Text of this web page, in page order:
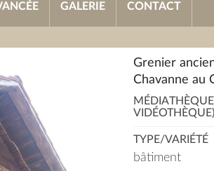
GALERIE CONTACT
Grenier
Chavanne au
VIDÉOTHÈQUE)
TYPE/VARIÉTÉ
bâtiment